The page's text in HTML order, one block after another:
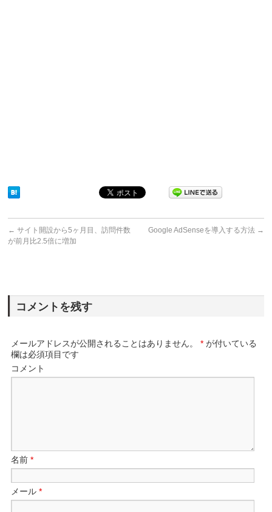
← サイト開設から5ヶ月目、訪問件数
が前月比2.5倍に増加
Google AdSenseを導入する方法 →
コメントを残す
メールアドレスが公開されることはありません。 * が付いている
欄は必須項目です
コメント
名前*
メール*